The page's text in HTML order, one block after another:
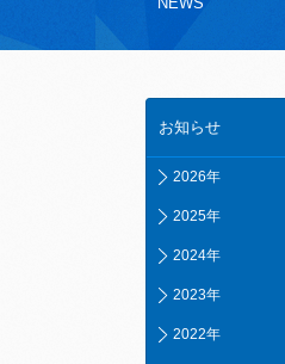
お知らせ
2026年
2025年
2024年
2023年
2022年